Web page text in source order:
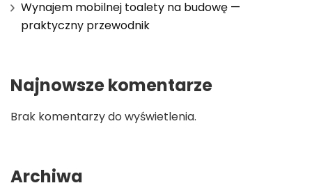
Wynajem mobilnej toalety na budowę —
praktyczny przewodnik
Najnowsze komentarze
Brak komentarzy do wyświetlenia.
Archiwa